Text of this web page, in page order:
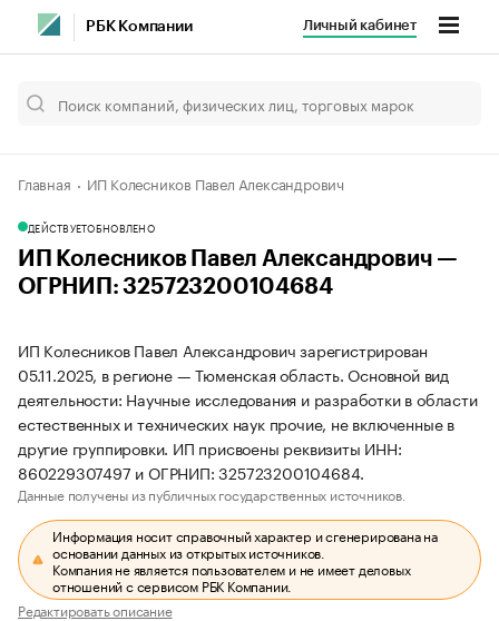
РБК Компании Личный кабинет
Главная ИП Колесников Павел Александрович
ДЕЙСТВУЕТОБНОВЛЕНО
ИП Колесников Павел Александрович —
ОГРНИП: 325723200104684
ИП Колесников Павел Александрович зарегистрирован
05.11.2025, в регионе — Тюменская область. Основной вид
деятельности: Научные исследования и разработки в области
естественных и технических наук прочие, не включенные в
другие группировки. ИП присвоены реквизиты ИНН:
860229307497 и ОГРНИП: 325723200104684.
Данные получены из публичных государственных источников.
Информация носит справочный характер и сгенерирована на
основании данных из открытых источников.
Компания не является пользователем и не имеет деловых
отношений с сервисом РБК Компании.
Редактировать описание